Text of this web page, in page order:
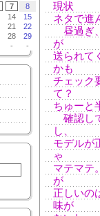
7
8
14
15
21
22
28
29
- -
現状
ネタで進
昼過ぎ
が
送られて
かも
チェック
て？
ちゅーと
確認し
し、
モデルが
ゃ
マテマテ
が
正しいの
味が